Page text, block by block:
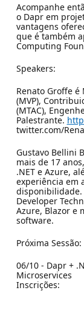
Acompanhe
o Dapr em
vantagens
que é também
Computing
Speakers:
Renato Groffe
(MVP),
(MTAC),
Palestrante.
twitter.com/
Gustavo Bellini
mais de 17
.NET e Azure,
experiência em
disponibilidade.
Developer
Azure, Blazor e
software.
Próxima Sessão:
06/10 - Dapr +
Microservices
Inscrições: